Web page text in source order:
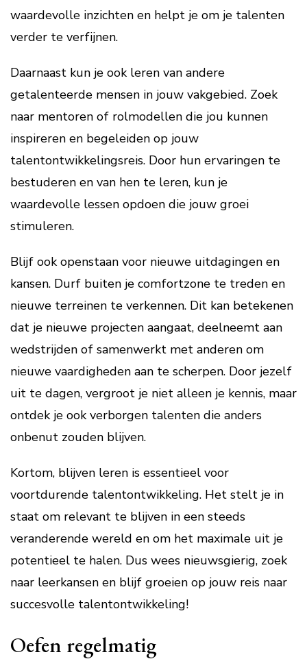
waardevolle inzichten en helpt je om je talenten
verder te verfijnen.
Daarnaast kun je ook leren van andere
getalenteerde mensen in jouw vakgebied. Zoek
naar mentoren of rolmodellen die jou kunnen
inspireren en begeleiden op jouw
talentontwikkelingsreis. Door hun ervaringen te
bestuderen en van hen te leren, kun je
waardevolle lessen opdoen die jouw groei
stimuleren.
Blijf ook openstaan voor nieuwe uitdagingen en
kansen. Durf buiten je comfortzone te treden en
nieuwe terreinen te verkennen. Dit kan betekenen
dat je nieuwe projecten aangaat, deelneemt aan
wedstrijden of samenwerkt met anderen om
nieuwe vaardigheden aan te scherpen. Door jezelf
uit te dagen, vergroot je niet alleen je kennis, maar
ontdek je ook verborgen talenten die anders
onbenut zouden blijven.
Kortom, blijven leren is essentieel voor
voortdurende talentontwikkeling. Het stelt je in
staat om relevant te blijven in een steeds
veranderende wereld en om het maximale uit je
potentieel te halen. Dus wees nieuwsgierig, zoek
naar leerkansen en blijf groeien op jouw reis naar
succesvolle talentontwikkeling!
Oefen regelmatig